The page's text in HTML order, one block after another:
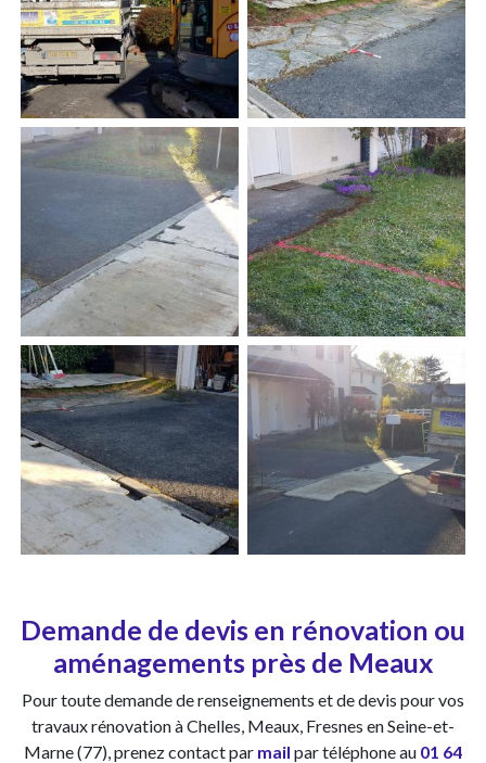
Demande de devis en rénovation ou
aménagements près de Meaux
Pour toute demande de renseignements et de devis pour vos
travaux rénovation à Chelles, Meaux, Fresnes en Seine-et-
Marne (77), prenez contact par mail par téléphone au 01 64